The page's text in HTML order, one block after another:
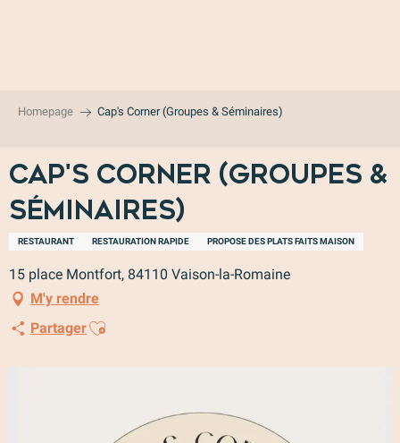
Homepage Cap's Corner (Groupes & Séminaires)
Cap's Corner (Groupes &
Séminaires)
RESTAURANT RESTAURATION RAPIDE PROPOSE DES PLATS FAITS MAISON
15 place Montfort, 84110 Vaison-la-Romaine
M'y rendre
PartagerAjouter aux favoris